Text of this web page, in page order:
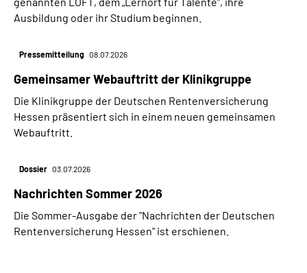
Ausbildung oder ihr Studium beginnen.
Pressemitteilung 08.07.2026
Gemeinsamer Webauftritt der Klinikgruppe
Die Klinikgruppe der Deutschen Rentenversicherung
Hessen präsentiert sich in einem neuen gemeinsamen
Webauftritt.
Dossier 03.07.2026
Nachrichten Sommer 2026
Die Sommer-Ausgabe der "Nachrichten der Deutschen
Rentenversicherung Hessen" ist erschienen.